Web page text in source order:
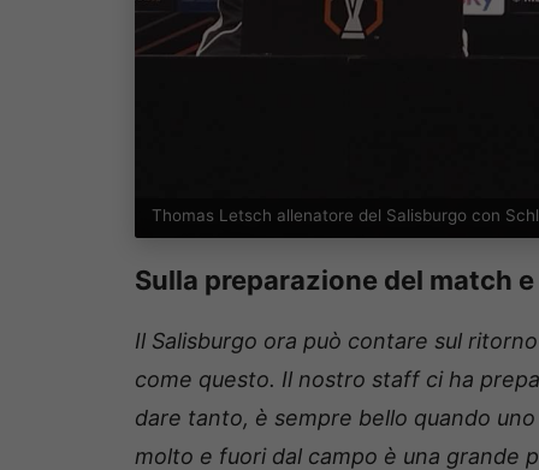
Thomas Letsch allenatore del Salisburgo con
Sulla preparazione del match
Il Salisburgo ora può contare sul
come questo. Il nostro staff ci ha
dare tanto, è sempre bello quando
molto e fuori dal campo è una grande